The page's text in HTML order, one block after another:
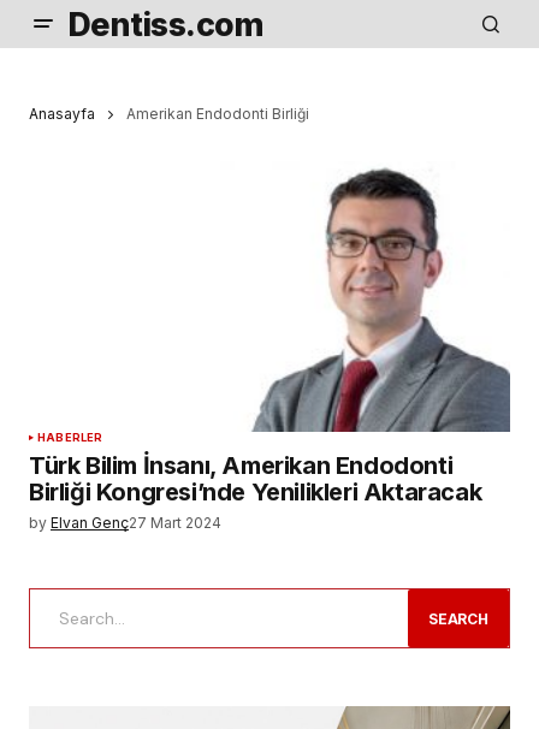
Dentiss.com
Anasayfa Amerikan Endodonti Birliği
HABERLER
Türk Bilim İnsanı, Amerikan Endodonti
Birliği Kongresi’nde Yenilikleri Aktaracak
by Elvan Genç27 Mart 2024
SEARCH